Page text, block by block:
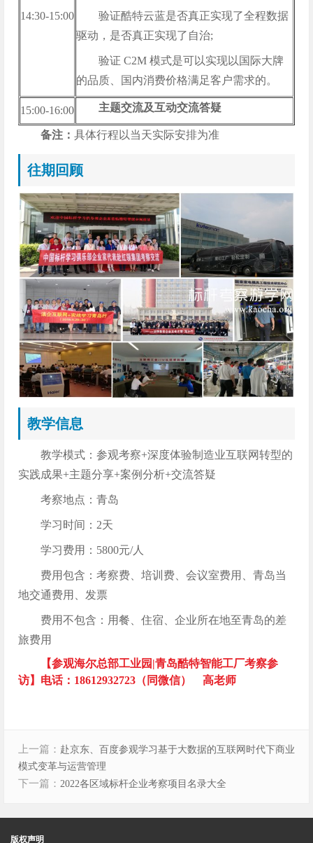
14:30-15:00
验证酷特云蓝是否真正实现了全程数据
驱动，是否真正实现了自治;
验证 C2M 模式是可以实现以国际大牌
的品质、国内消费价格满足客户需求的。
15:00-16:00 主题交流及互动交流答疑
备注： 具体行程以当天实际安排为准
往期回顾
教学信息
教学模式：参观考察+深度体验制造业互联网转型的
实践成果+主题分享+案例分析+交流答疑
考察地点：青岛
学习时间：2天
学习费用：5800元/人
费用包含：考察费、培训费、会议室费用、青岛当
地交通费用、发票
费用不包含：用餐、住宿、企业所在地至青岛的差
旅费用
【参观海尔总部工业园|青岛酷特智能工厂考察参
访】电话：18612932723（同微信） 高老师
上一篇： 赴京东、百度参观学习基于大数据的互联网时代下商业
模式变革与运营管理
下一篇： 2022各区域标杆企业考察项目名录大全
版权声明